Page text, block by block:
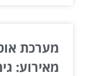
מערכת
מאירוע: